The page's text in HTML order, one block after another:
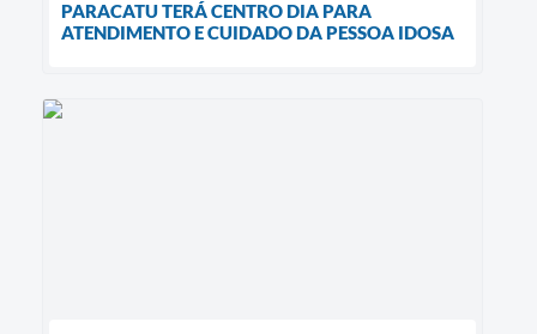
PARACATU TERÁ CENTRO DIA PARA
ATENDIMENTO E CUIDADO DA PESSOA IDOSA